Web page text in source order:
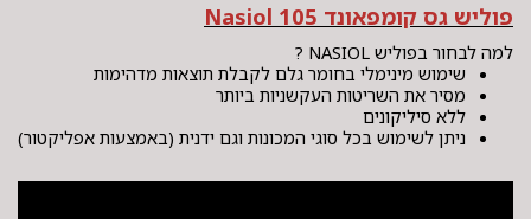
פוליש גס קומפאונד Nasiol 105
למה לבחור בפוליש NASIOL ?
שימוש מינימלי בחומר גלם לקבלת תוצאות מדהימות
מסיר את השריטות העקשניות ביותר
ללא סיליקונים
ניתן לשימוש בכל סוגי המכונות וגם ידנית (באמצעות אפליקטור)